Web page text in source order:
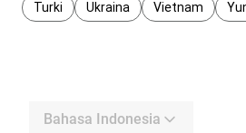
Turki
Ukraina Vietnam
Bahasa Indonesia